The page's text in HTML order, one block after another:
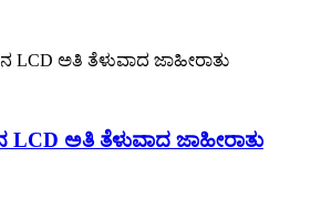
LCD ಅತಿ ತೆಳುವಾದ ಜಾಹೀರಾತು